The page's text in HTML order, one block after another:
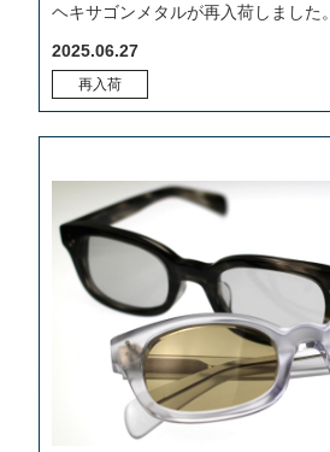
ヘキサゴンメタルが再入荷しました。
2025.06.27
再入荷